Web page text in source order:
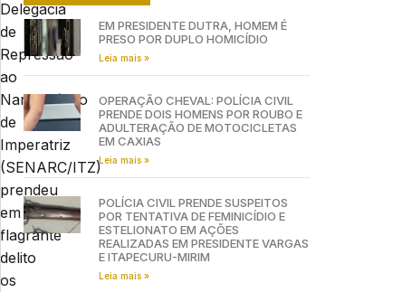
Delegacia
de
Repressão
ao
Narcotráfico
de
Imperatriz
(SENARC/ITZ)
prendeu
em
flagrante
delito
os
EM PRESIDENTE DUTRA, HOMEM É
PRESO POR DUPLO HOMICÍDIO
Leia mais »
OPERAÇÃO CHEVAL: POLÍCIA CIVIL
PRENDE DOIS HOMENS POR ROUBO E
ADULTERAÇÃO DE MOTOCICLETAS
EM CAXIAS
Leia mais »
POLÍCIA CIVIL PRENDE SUSPEITOS
POR TENTATIVA DE FEMINICÍDIO E
ESTELIONATO EM AÇÕES
REALIZADAS EM PRESIDENTE VARGAS
E ITAPECURU-MIRIM
Leia mais »